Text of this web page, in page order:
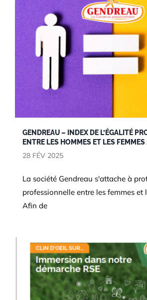
GENDREAU – INDEX DE L’ÉGALITÉ
ENTRE LES HOMMES ET LES
28 FÉV 2025
La société Gendreau s'attache à
professionnelle entre les femmes et
Afin de